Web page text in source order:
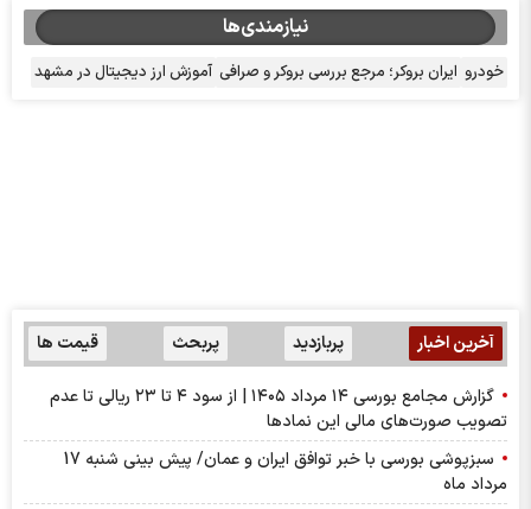
نیازمندی‌ها
خودرو ایران بروکر؛ مرجع بررسی بروکر و صرافی آموزش ارز دیجیتال در مشهد
آخرین اخبار پربازدید پربحث قیمت ها
گزارش مجامع بورسی ۱۴ مرداد ۱۴۰۵ | از سود ۴ تا ۲۳ ریالی تا عدم
تصویب صورت‌های مالی این نماد‌ها
سبزپوشی بورسی با خبر توافق ایران و عمان/ پیش بینی شنبه 17
مرداد ماه